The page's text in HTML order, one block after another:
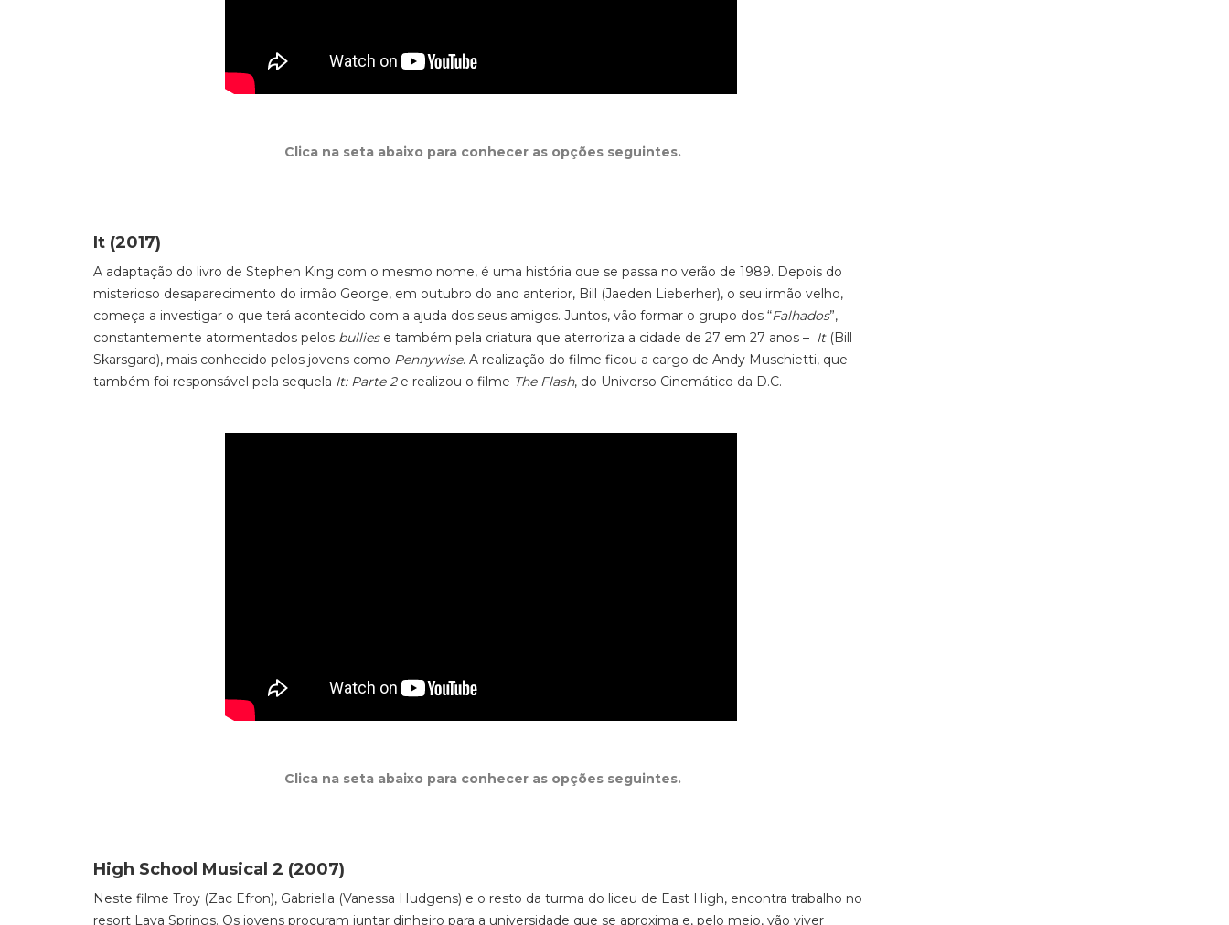
Clica na seta abaixo para conhecer as opções seguintes.
It (2017)
A adaptação do livro de Stephen King com o mesmo nome, é uma história que se passa no verão de 1989. Depois do
misterioso desaparecimento do irmão George, em outubro do ano anterior, Bill (Jaeden Lieberher), o seu irmão velho,
começa a investigar o que terá acontecido com a ajuda dos seus amigos. Juntos, vão formar o grupo dos “Falhados”,
constantemente atormentados pelos bulliese também pela criatura que aterroriza a cidade de 27 em 27 anos – It (Bill
Skarsgard), mais conhecido pelos jovens como Pennywise. A realização do filme ficou a cargo de Andy Muschietti, que
também foi responsável pela sequela It: Parte 2e realizou o filme The Flash, do Universo Cinemático da D.C.
Clica na seta abaixo para conhecer as opções seguintes.
High School Musical 2 (2007)
Neste filme Troy (Zac Efron), Gabriella (Vanessa Hudgens) e o resto da turma do liceu de East High, encontra trabalho no
resort Lava Springs. Os jovens procuram juntar dinheiro para a universidade que se aproxima e, pelo meio, vão viver